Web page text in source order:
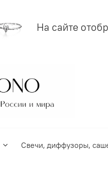
На сайте
Свечи, диффузоры,